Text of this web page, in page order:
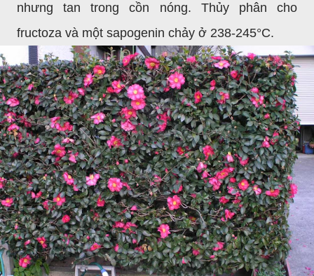
nhưng tan trong cồn nóng. Thủy phân cho
fructoza và một sapogenin chảy ở 238-245°C.